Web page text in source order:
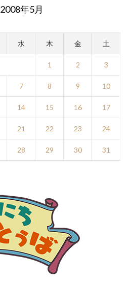
2008年5月
水 木 金 土
1 2 3
7 8 9 10
14 15 16 17
21 22 23 24
28 29 30
31